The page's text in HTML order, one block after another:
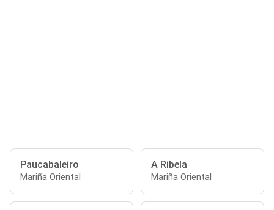
Paucabaleiro
Mariña Oriental
A Ribela
Mariña Oriental